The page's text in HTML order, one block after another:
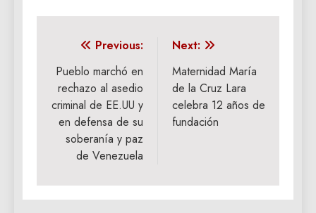
Navegación
de
entradas
Previous:
Pueblo marchó en
rechazo al asedio
criminal de EE.UU y
en defensa de su
soberanía y paz
de Venezuela
Next:
Maternidad María
de la Cruz Lara
celebra 12 años de
fundación